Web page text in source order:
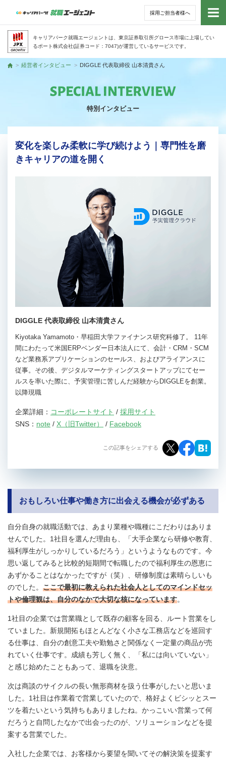
採用ご担当者様へ
キャリアパーク就職エージェントは、東京証券取引所グロース市場に上場してい
るポート株式会社(証券コード：7047)が運営しているサービスです。
トッ
トップ
経営者インタビュー DIGGLE 代表取締役 山本清貴さん
特別インタビュー
変化を楽しみ柔軟に学び続けよう｜専門性を磨
きキャリアの道を開く
DIGGLE 代表取締役 山本清貴さん
Kiyotaka Yamamoto・早稲田大学ファイナンス研究科修了。 11年
間にわたって米国ERPベンダー日本法人にて、会計・CRM・SCM
など業務系アプリケーションのセールス、およびアライアンスに
従事。その後、デジタルマーケティングスタートアップにてセー
ルスを率いた際に、予実管理に苦しんだ経験からDIGGLEを創業。
以降現職
企業詳細： コーポレートサイト / 採用サイト
SNS： note / X（旧Twitter） / Facebook
この記事をシェアする
おもしろい仕事や働き方に出会える機会が必ずある
自分自身の就職活動では、あまり業種や職種にこだわりはありま
せんでした。1社目を選んだ理由も、「大手企業なら研修や教育、
福利厚生がしっかりしているだろう」というようなものです。今
思い返してみると比較的短期間で転職したので福利厚生の恩恵に
あずかることはなかったですが（笑）、研修制度は素晴らしいも
のでした。 ここで最初に教えられた社会人としてのマインドセッ
トや倫理観は、自分のなかで大切な核になっています。
1社目の企業では営業職として既存の顧客を回る、ルート営業をし
ていました。新規開拓もほとんどなく小さな工務店などを巡回す
る仕事は、自分の創意工夫や勤勉さと関係なく一定量の商品が売
れていく仕事です。成績も芳しく無く、「私には向いていない」
と感じ始めたこともあって、退職を決意。
次は商談のサイクルの長い無形商材を扱う仕事がしたいと思いま
した。1社目は作業着で営業していたので、格好よくビシッとスー
ツを着たいという気持ちもありましたね。かっこいい営業って何
だろうと自問したなかで出会ったのが、ソリューションなどを提
案する営業でした。
入社した企業では、お客様から要望を聞いてその解決策を提案す